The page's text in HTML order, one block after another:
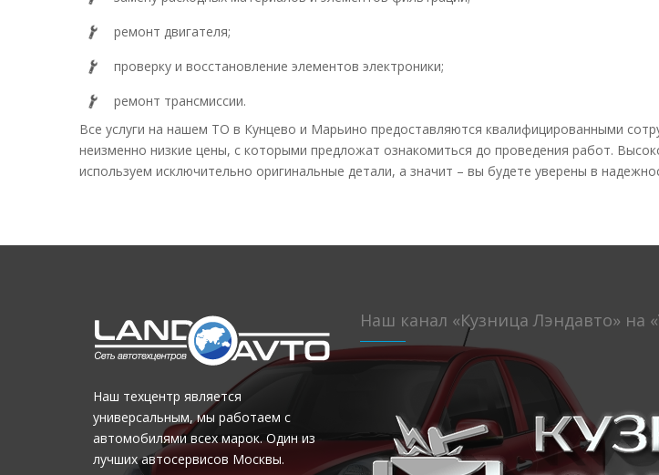
ремонт двигателя;
проверку и восстановление элементов электроники;
ремонт трансмиссии.
Все услуги на нашем ТО в Кунцево и Марьино предоставляются квалифицированными
неизменно низкие цены, с которыми предложат ознакомиться до проведения работ.
используем исключительно оригинальные детали, а значит – вы будете уверены в
Наш техцентр является
универсальным, мы работаем с
автомобилями всех марок. Один из
лучших автосервисов Москвы.
Наш канал «Кузница Лэндавто» на